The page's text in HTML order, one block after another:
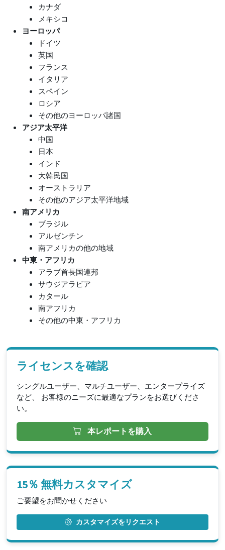
カナダ
メキシコ
ヨーロッパ
ドイツ
英国
フランス
イタリア
スペイン
ロシア
その他のヨーロッパ諸国
アジア太平洋
中国
日本
インド
大韓民国
オーストラリア
その他のアジア太平洋地域
南アメリカ
ブラジル
アルゼンチン
南アメリカの他の地域
中東・アフリカ
アラブ首長国連邦
サウジアラビア
カタール
南アフリカ
その他の中東・アフリカ
ライセンスを確認
シングルユーザー、マルチユーザー、エンタープライズ
など、 お客様のニーズに最適なプランをお選びくださ
い。
本レポートを購入
15％ 無料カスタマイズ
ご要望をお聞かせください
カスタマイズをリクエスト